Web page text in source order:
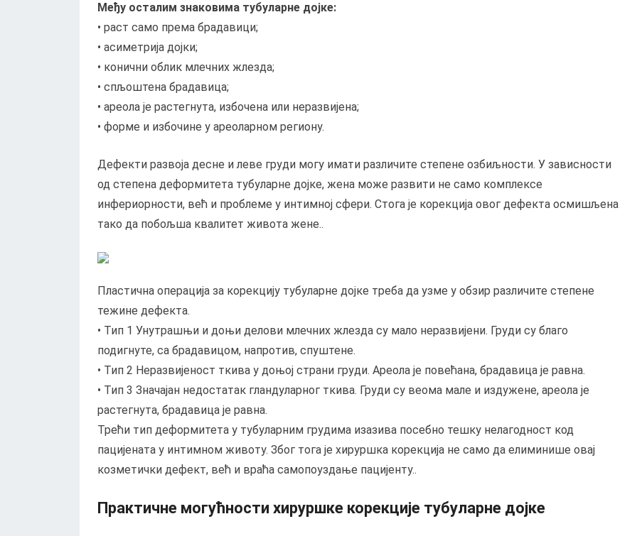
Међу осталим знаковима тубуларне дојке:
• раст само према брадавици;
• асиметрија дојки;
• конични облик млечних жлезда;
• спљоштена брадавица;
• ареола је растегнута, избочена или неразвијена;
• форме и избочине у ареоларном региону.
Дефекти развоја десне и леве груди могу имати различите степене озбиљности. У зависности
од степена деформитета тубуларне дојке, жена може развити не само комплексе
инфериорности, већ и проблеме у интимној сфери. Стога је корекција овог дефекта осмишљена
тако да побољша квалитет живота жене..
Пластична операција за корекцију тубуларне дојке треба да узме у обзир различите степене
тежине дефекта.
• Тип 1 Унутрашњи и доњи делови млечних жлезда су мало неразвијени. Груди су благо
подигнуте, са брадавицом, напротив, спуштене.
• Тип 2 Неразвијеност ткива у доњој страни груди. Ареола је повећана, брадавица је равна.
• Тип 3 Значајан недостатак гландуларног ткива. Груди су веома мале и издужене, ареола је
растегнута, брадавица је равна.
Трећи тип деформитета у тубуларним грудима изазива посебно тешку нелагодност код
пацијената у интимном животу. Због тога је хируршка корекција не само да елиминише овај
козметички дефект, већ и враћа самопоуздање пацијенту..
Практичне могућности хируршке корекције тубуларне дојке